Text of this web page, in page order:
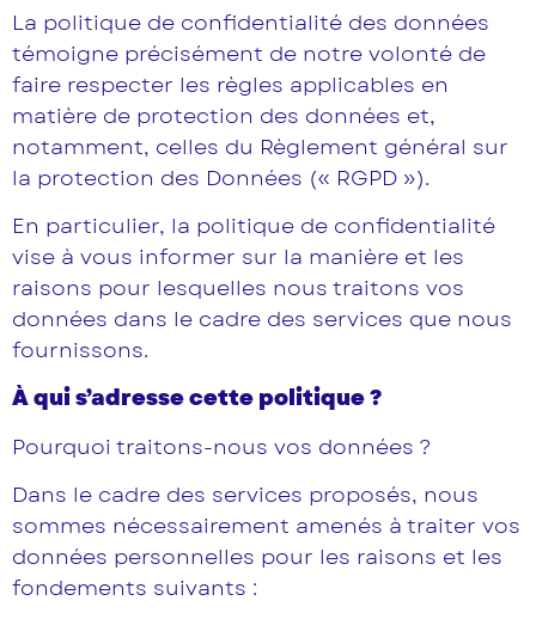
La politique de confidentialité des données
témoigne précisément de notre volonté de
faire respecter les règles applicables en
matière de protection des données et,
notamment, celles du Règlement général sur
la protection des Données (« RGPD »).
En particulier, la politique de confidentialité
vise à vous informer sur la manière et les
raisons pour lesquelles nous traitons vos
données dans le cadre des services que nous
fournissons.
À qui s’adresse cette politique ?
Pourquoi traitons-nous vos données ?
Dans le cadre des services proposés, nous
sommes nécessairement amenés à traiter vos
données personnelles pour les raisons et les
fondements suivants :